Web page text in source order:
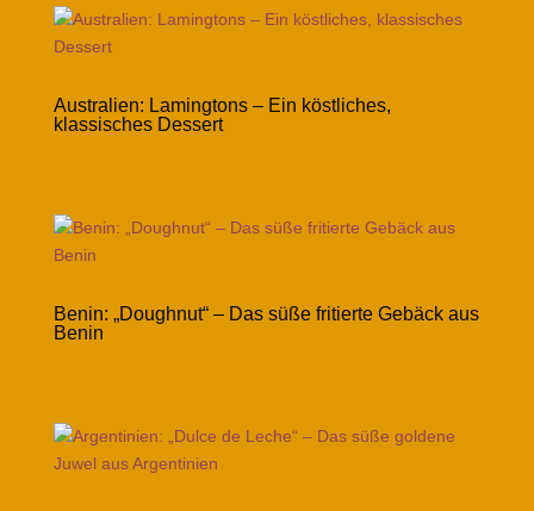
Australien: Lamingtons – Ein köstliches,
klassisches Dessert
Benin: „Doughnut“ – Das süße fritierte Gebäck aus
Benin